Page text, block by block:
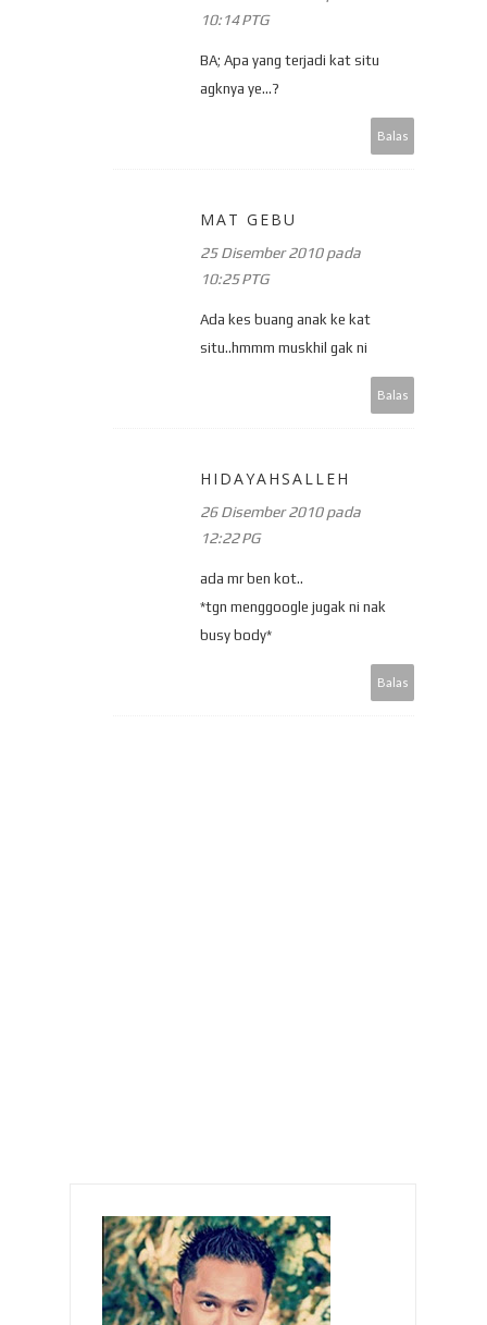
10:14 PTG
BA; Apa yang terjadi kat situ
agknya ye...?
Balas
MAT GEBU
25 Disember 2010 pada
10:25 PTG
Ada kes buang anak ke kat
situ..hmmm muskhil gak ni
Balas
HIDAYAHSALLEH
26 Disember 2010 pada
12:22 PG
ada mr ben kot..
*tgn menggoogle jugak ni nak
busy body*
Balas